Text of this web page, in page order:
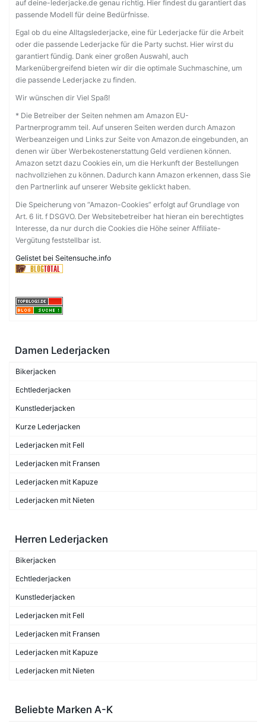
auf deine-lederjacke.de genau richtig. Hier findest du garantiert das
passende Modell für deine Bedürfnisse.
Egal ob du eine Alltagslederjacke, eine für Lederjacke für die Arbeit
oder die passende Lederjacke für die Party suchst. Hier wirst du
garantiert fündig. Dank einer großen Auswahl, auch
Markenübergreifend bieten wir dir die optimale Suchmaschine, um
die passende Lederjacke zu finden.
Wir wünschen dir Viel Spaß!
* Die Betreiber der Seiten nehmen am Amazon EU-
Partnerprogramm teil. Auf unseren Seiten werden durch Amazon
Werbeanzeigen und Links zur Seite von Amazon.de eingebunden, an
denen wir über Werbekostenerstattung Geld verdienen können.
Amazon setzt dazu Cookies ein, um die Herkunft der Bestellungen
nachvollziehen zu können. Dadurch kann Amazon erkennen, dass Sie
den Partnerlink auf unserer Website geklickt haben.
Die Speicherung von “Amazon-Cookies” erfolgt auf Grundlage von
Art. 6 lit. f DSGVO. Der Websitebetreiber hat hieran ein berechtigtes
Interesse, da nur durch die Cookies die Höhe seiner Affiliate-
Vergütung feststellbar ist.
Gelistet bei Seitensuche.info
Damen Lederjacken
Bikerjacken
Echtlederjacken
Kunstlederjacken
Kurze Lederjacken
Lederjacken mit Fell
Lederjacken mit Fransen
Lederjacken mit Kapuze
Lederjacken mit Nieten
Herren Lederjacken
Bikerjacken
Echtlederjacken
Kunstlederjacken
Lederjacken mit Fell
Lederjacken mit Fransen
Lederjacken mit Kapuze
Lederjacken mit Nieten
Beliebte Marken A-K